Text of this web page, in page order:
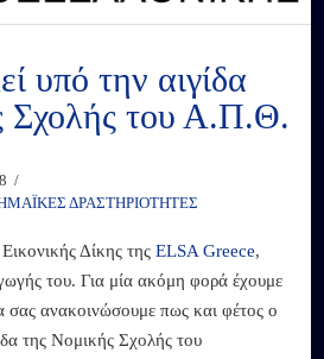
υπό την αιγίδα
Σχολής του Α.Π.Θ.
ΔΡΑΣΤΗΡΙΟΤΗΤΕΣ
Δίκης τηςELSA Greece,
του. Για μία ακόμη φορά έχουμε
σας ανακοινώσουμε πως και φέτος ο
της Νομικής Σχολής του